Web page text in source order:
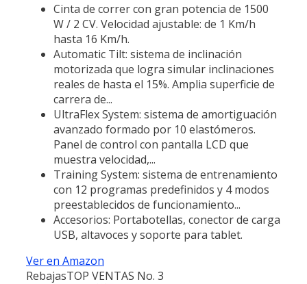
Cinta de correr con gran potencia de 1500
W / 2 CV. Velocidad ajustable: de 1 Km/h
hasta 16 Km/h.
Automatic Tilt: sistema de inclinación
motorizada que logra simular inclinaciones
reales de hasta el 15%. Amplia superficie de
carrera de...
UltraFlex System: sistema de amortiguación
avanzado formado por 10 elastómeros.
Panel de control con pantalla LCD que
muestra velocidad,...
Training System: sistema de entrenamiento
con 12 programas predefinidos y 4 modos
preestablecidos de funcionamiento...
Accesorios: Portabotellas, conector de carga
USB, altavoces y soporte para tablet.
Ver en Amazon
RebajasTOP VENTAS No. 3